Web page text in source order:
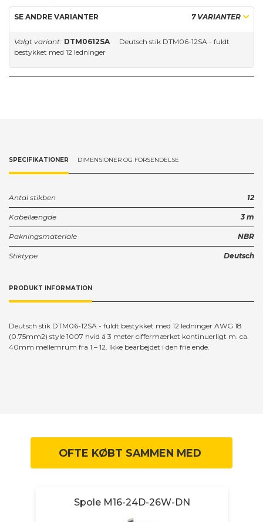
SE ANDRE VARIANTER 7 VARIANTER
Valgt variant: DTM0612SA
Deutsch stik DTM06-12SA - fuldt
bestykket med 12 ledninger
SPECIFIKATIONER DIMENSIONER OG FORSENDELSE
Antal stikben 12
Kabellængde 3 m
Pakningsmateriale NBR
Stiktype Deutsch
PRODUKT INFORMATION
Deutsch stik DTM06-12SA - fuldt bestykket med 12 ledninger AWG 18
(0.75mm2) style 1007 hvid á 3 meter ciffermærket kontinuerligt m. ca.
40mm mellemrum fra 1 – 12. Ikke bearbejdet i den frie ende.
OFTE KØBT SAMMEN MED
Spole M16-24D-26W-DN